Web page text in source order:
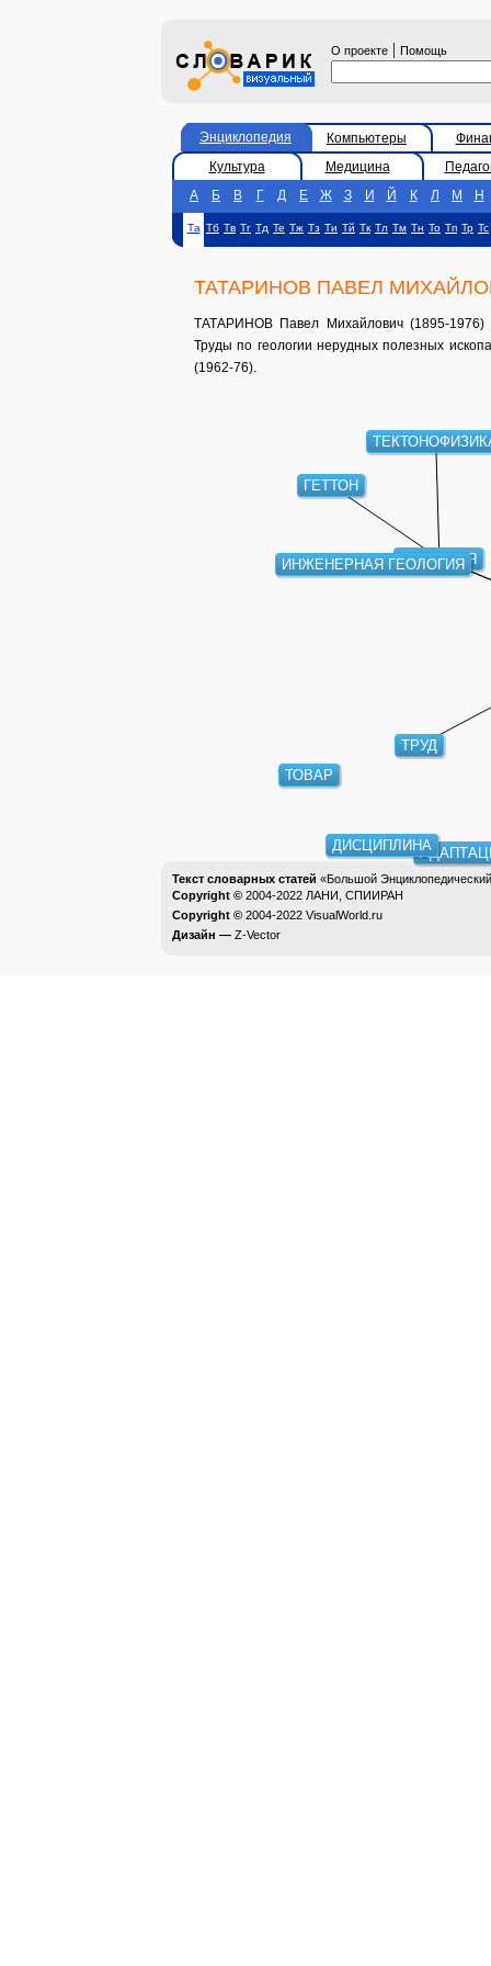
О проекте | Помощь
Энциклопедия Компьютеры
Культура
Медицина
А
Б В Г Д Е Ж З И Й К Л М Н
Та Тб Тв Тг Тд Те Тж Тз Ти Тй Тк Тл Тм Тн То Тп Тр Тс
ТАТАРИНОВ ПАВЕЛ
ТАТАРИНОВ Павел Михайлович (1895-1976)
Труды по геологии нерудных полезных
(1962-76).
ГЕОЛОГИЯ
ТРУД
ИНЖЕНЕРНАЯ ГЕОЛОГИЯ
ГЕТТОН
ДИСЦИПЛИНА
ТОВАР
Текст словарных статей «Большой
Copyright © 2004-2022 ЛАНИ, СПИИРАН
Copyright © 2004-2022 VisualWorld.ru
Дизайн — Z-Vector